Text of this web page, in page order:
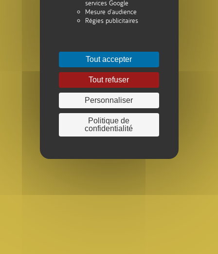
services Google
Mesure d'audience
Régies publicitaires
Tout accepter
Tout refuser
Personnaliser
Politique de
confidentialité